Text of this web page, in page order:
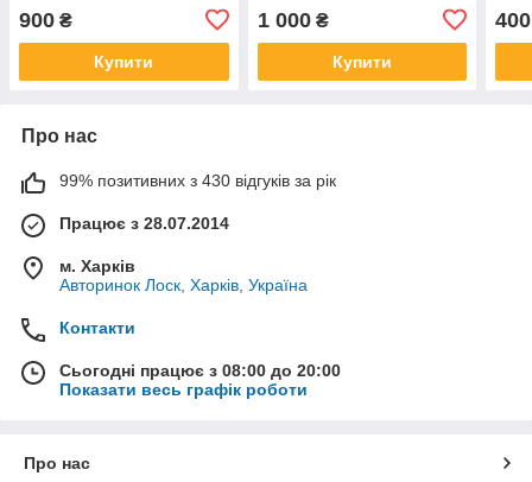
900 ₴
Купити
1 000₴
Купити
400
Про нас
99% позитивних з 430 відгуків за рік
Працює з 28.07.2014
м. Харків
Авторинок Лоск, Харків, Україна
Контакти
Сьогодні працює з 08:00 до 20:00
Показати весь графік роботи
Про нас